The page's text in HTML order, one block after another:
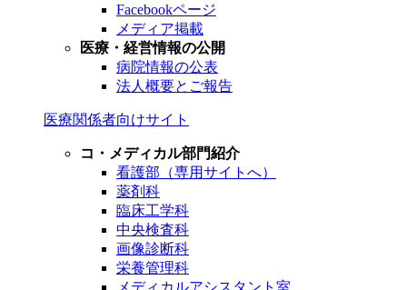
Facebookページ
メディア掲載
医療・経営情報の公開
病院情報の公表
法人概要とご報告
医療関係者向けサイト
コ・メディカル部門紹介
看護部（専用サイトへ）
薬剤科
臨床工学科
中央検査科
画像診断科
栄養管理科
メディカルアシスタント室